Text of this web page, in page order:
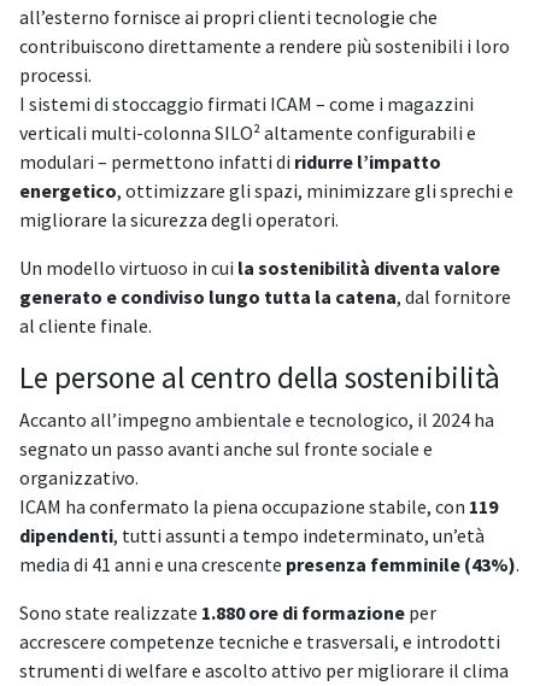
all’esterno fornisce ai propri clienti tecnologie che
contribuiscono direttamente a rendere più sostenibili i loro
processi.
I sistemi di stoccaggio firmati ICAM – come i magazzini
verticali multi-colonna SILO² altamente configurabili e
modulari – permettono infatti di ridurre l’impatto
energetico, ottimizzare gli spazi, minimizzare gli sprechi e
migliorare la sicurezza degli operatori.
Un modello virtuoso in cui la sostenibilità diventa valore
generato e condiviso lungo tutta la catena, dal fornitore
al cliente finale.
Le persone al centro della sostenibilità
Accanto all’impegno ambientale e tecnologico, il 2024 ha
segnato un passo avanti anche sul fronte sociale e
organizzativo.
ICAM ha confermato la piena occupazione stabile, con 119
dipendenti, tutti assunti a tempo indeterminato, un’età
media di 41 anni e una crescente presenza femminile (43%).
Sono state realizzate 1.880 ore di formazione per
accrescere competenze tecniche e trasversali, e introdotti
strumenti di welfare e ascolto attivo per migliorare il clima